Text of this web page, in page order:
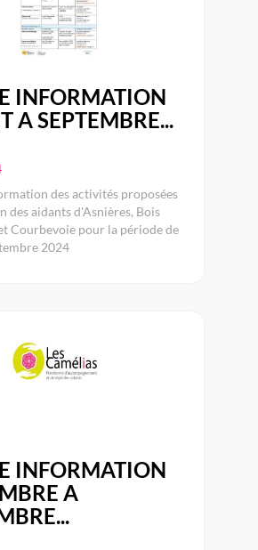
INFORMATION
A SEPTEMBRE...
des activités proposées
des aidants d'Asnières, Bois
Courbevoie pour la période de
2024
INFORMATION
A